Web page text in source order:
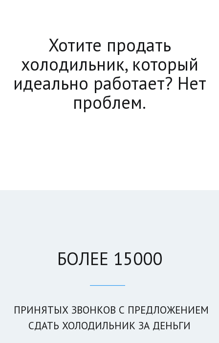
Хотите продать
холодильник, который
идеально работает? Нет
проблем.
БОЛЕЕ 15000
ПРИНЯТЫХ ЗВОНКОВ С ПРЕДЛОЖЕНИЕМ
СДАТЬ ХОЛОДИЛЬНИК ЗА ДЕНЬГИ